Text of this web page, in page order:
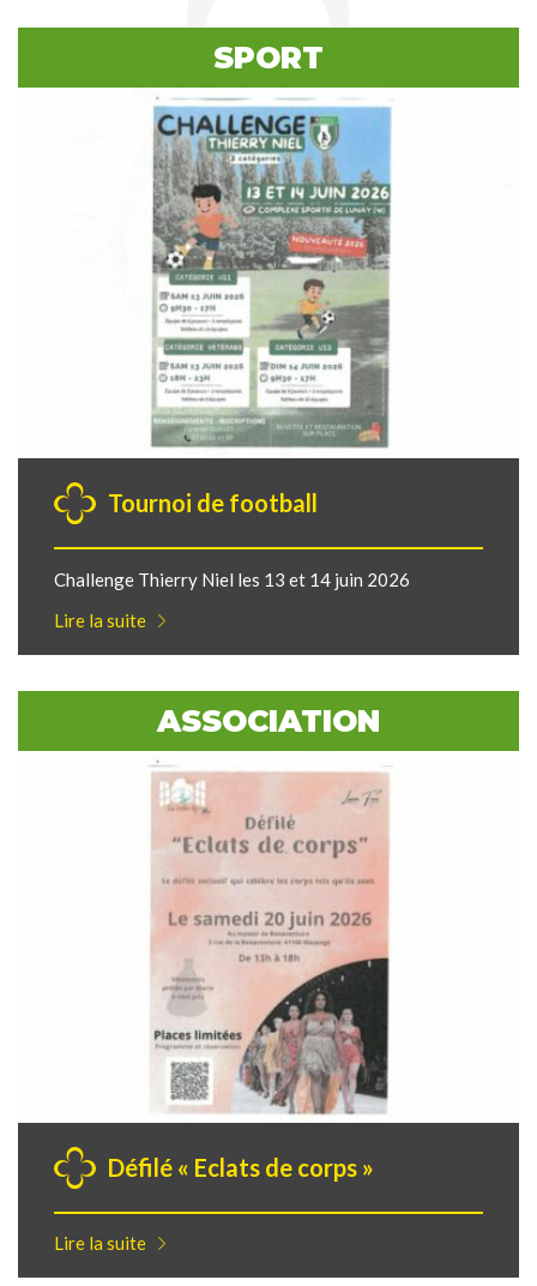
SPORT
Tournoi de football
Challenge Thierry Niel les 13 et 14 juin 2026
Lire la suite
ASSOCIATION
Défilé « Eclats de corps »
Lire la suite